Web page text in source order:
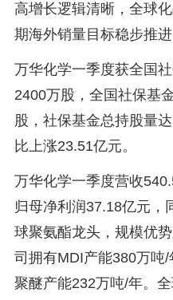
高增长逻辑清晰，全球
期海外销量目标稳步推
万华化学一季度获全国
2400万股，全国社保基
股，社保基金总持股量
比上涨23.51亿元。
万华化学一季度营收
归母净利润37.18亿元，
球聚氨酯龙头，规模优
司拥有MDI产能380万吨/
聚醚产能232万吨/年。